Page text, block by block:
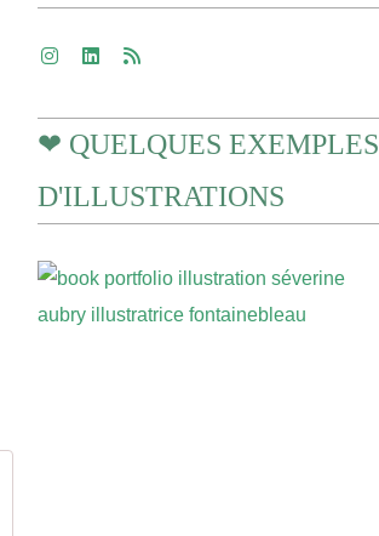
❤ QUELQUES EXEMPLES
D'ILLUSTRATIONS